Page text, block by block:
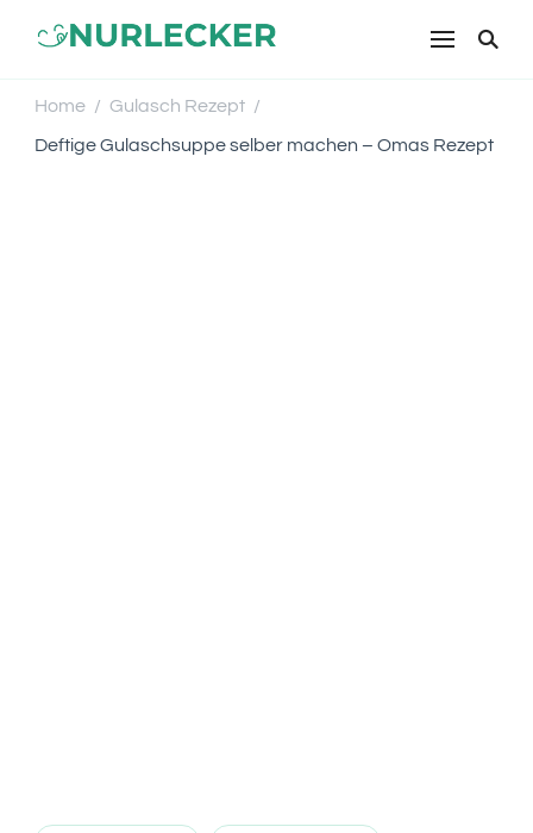
NURLECKER
Einfache & leckere Rezepte für
Home / Gulasch Rezept /
Deftige Gulaschsuppe selber machen – Omas Rezept